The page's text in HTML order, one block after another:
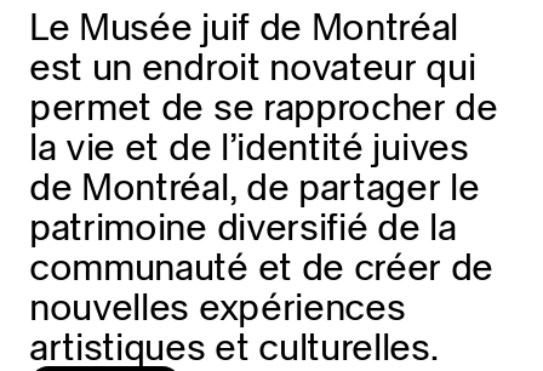
Le Musée juif de Montréal
est un endroit novateur qui
permet de se rapprocher de
la vie et de l’identité juives
de Montréal, de partager le
patrimoine diversifié de la
communauté et de créer de
nouvelles expériences
artistiques et culturelles.